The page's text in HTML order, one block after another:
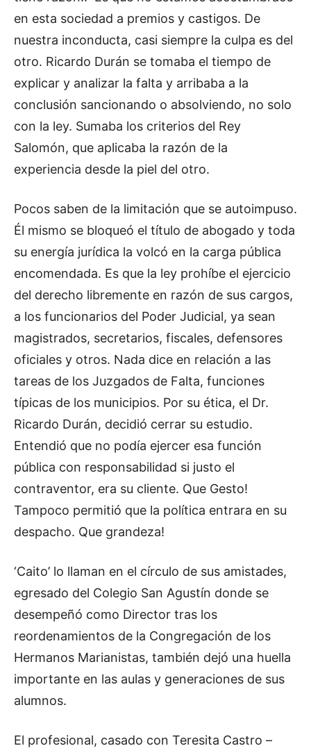
en esta sociedad a premios y castigos. De
nuestra inconducta, casi siempre la culpa es del
otro. Ricardo Durán se tomaba el tiempo de
explicar y analizar la falta y arribaba a la
conclusión sancionando o absolviendo, no solo
con la ley. Sumaba los criterios del Rey
Salomón, que aplicaba la razón de la
experiencia desde la piel del otro.
Pocos saben de la limitación que se autoimpuso.
Él mismo se bloqueó el título de abogado y toda
su energía jurídica la volcó en la carga pública
encomendada. Es que la ley prohíbe el ejercicio
del derecho libremente en razón de sus cargos,
a los funcionarios del Poder Judicial, ya sean
magistrados, secretarios, fiscales, defensores
oficiales y otros. Nada dice en relación a las
tareas de los Juzgados de Falta, funciones
típicas de los municipios. Por su ética, el Dr.
Ricardo Durán, decidió cerrar su estudio.
Entendió que no podía ejercer esa función
pública con responsabilidad si justo el
contraventor, era su cliente. Que Gesto!
Tampoco permitió que la política entrara en su
despacho. Que grandeza!
‘Caito’ lo llaman en el círculo de sus amistades,
egresado del Colegio San Agustín donde se
desempeñó como Director tras los
reordenamientos de la Congregación de los
Hermanos Marianistas, también dejó una huella
importante en las aulas y generaciones de sus
alumnos.
El profesional, casado con Teresita Castro –